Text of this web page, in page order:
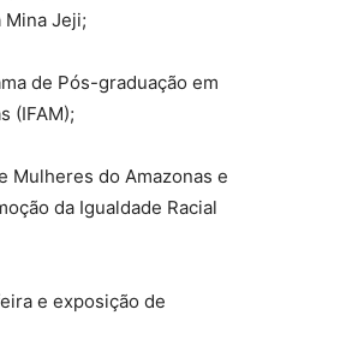
Mina Jeji;
de Pós-graduação em
(IFAM);
Mulheres do Amazonas e
da Igualdade Racial
e exposição de